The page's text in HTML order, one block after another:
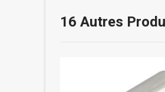
16 Autres